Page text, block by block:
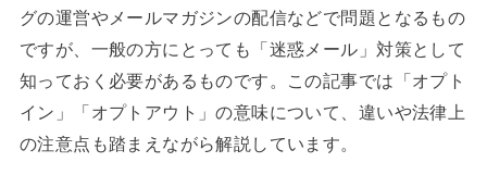
グの運営やメールマガジンの配信などで問題となるもの
ですが、一般の方にとっても「迷惑メール」対策として
知っておく必要があるものです。この記事では「オプト
イン」「オプトアウト」の意味について、違いや法律上
の注意点も踏まえながら解説しています。